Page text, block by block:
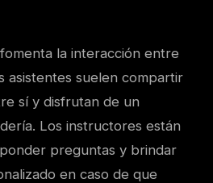
la interacción entre
asistentes suelen compartir
sí y disfrutan de un
Los instructores están
preguntas y brindar
en caso de que